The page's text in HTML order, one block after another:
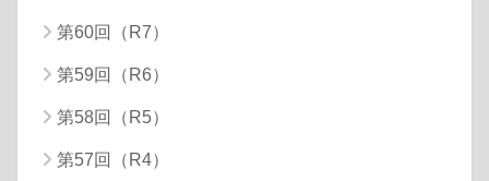
第60回（R7）
第59回（R6）
第58回（R5）
第57回（R4）